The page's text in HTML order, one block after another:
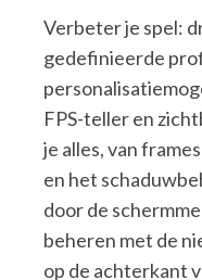
Verbeter je spel:
gedefinieerde
FPS-teller en
je alles, van
en het
door de
beheren met de
op de achterkant